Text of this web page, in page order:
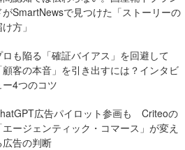
がSmartNewsで見つけた「ストーリーの
方」
ロも陥る「確証バイアス」を回避して
顧客の本音」を引き出すには？インタビ
ー4つのコツ
広告パイロット参画も Criteoの
エージェンティック・コマース」が変え
広告の判断